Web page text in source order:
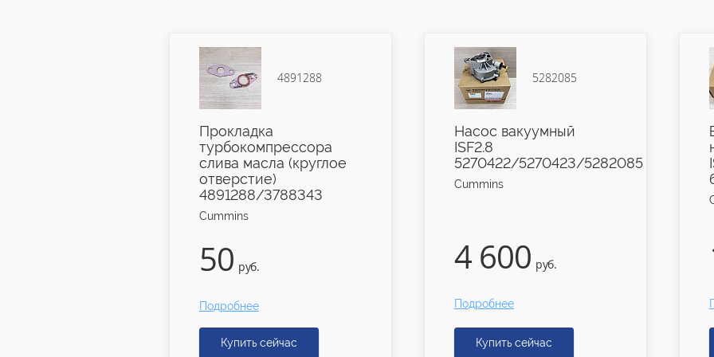
4891288
Прокладка
турбокомпрессора
слива масла (круглое
отверстие)
4891288/3788343
Cummins
50 руб.
Подробнее
Купить сейчас
5282085
Насос вакуумный
ISF2.8
5270422/5270423/5282085
Cummins
4 600 руб.
Подробнее
Купить сейчас